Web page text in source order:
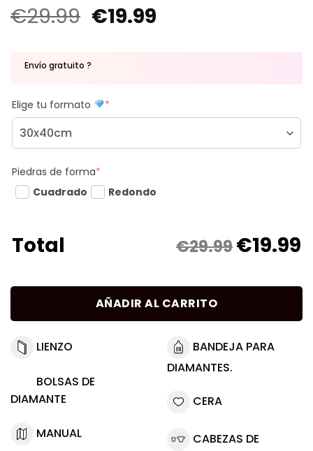
€29.99 €19.99
Envío gratuito ?
Elige tu formato *
Piedras de forma*
Cuadrado
Redondo
Total €29.99€19.99
AÑADIR AL CARRITO
LIENZO
BOLSAS DE
DIAMANTE
MANUAL
BANDEJA PARA
DIAMANTES.
CERA
CABEZAS DE